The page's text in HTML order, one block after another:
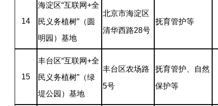
14
海淀区“互联网+全
民义务植树”（圆
明园）基地
北京市海淀区
清华西路28号
抚育管护等
15
丰台区“互联网+全
民义务植树”（绿
堤公园）基地
丰台区农场路
5号
抚育管护、自然
保护等